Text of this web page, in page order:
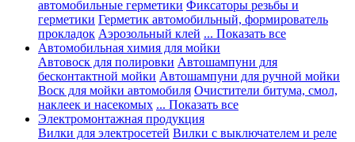
автомобильные герметики Фиксаторы резьбы и
герметики Герметик автомобильный, формирователь
прокладок Аэрозольный клей ... Показать все
Автомобильная химия для мойки
Автовоск для полировки Автошампуни для
бесконтактной мойки Автошампуни для ручной мойки
Воск для мойки автомобиля Очистители битума, смол,
наклеек и насекомых ... Показать все
Электромонтажная продукция
Вилки для электросетей Вилки с выключателем и реле